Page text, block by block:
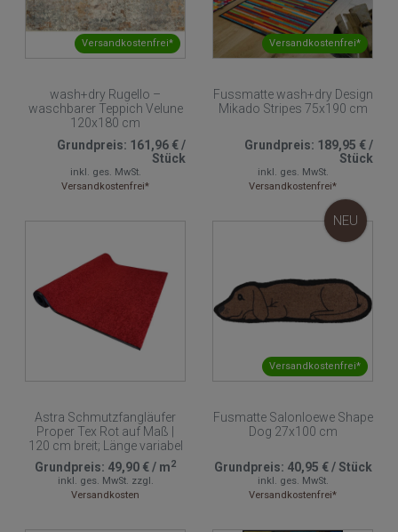
Versandkostenfrei*
wash+dry Rugello –
waschbarer Teppich Velune
120x180 cm
Grundpreis: 161,96 €/
Stück
inkl. ges. MwSt.
Versandkostenfrei*
Versandkostenfrei*
Fussmatte wash+dry Design
Mikado Stripes 75x190 cm
Grundpreis: 189,95 €/
Stück
inkl. ges. MwSt.
Versandkostenfrei*
Astra Schmutzfangläufer
Proper Tex Rot auf Maß |
120 cm breit; Länge variabel
Grundpreis: 49,90 €/ m2
inkl. ges. MwSt. zzgl.
Versandkosten
Versandkostenfrei*
NEU
Fusmatte Salonloewe Shape
Dog 27x100 cm
Grundpreis: 40,95 €/Stück
inkl. ges. MwSt.
Versandkostenfrei*